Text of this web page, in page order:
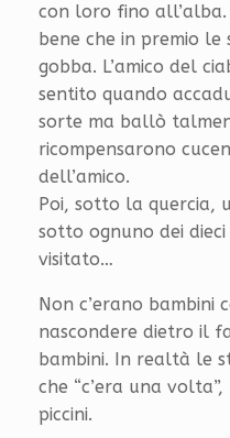
con loro fino
bene che in premio
gobba. L’amico del
sentito quando
sorte ma ballò
ricompensarono
dell’amico.
Poi, sotto la quercia,
sotto ognuno dei
visitato…
Non c’erano bambini
nascondere dietro il
bambini. In realtà le
che “c’era una
piccini.